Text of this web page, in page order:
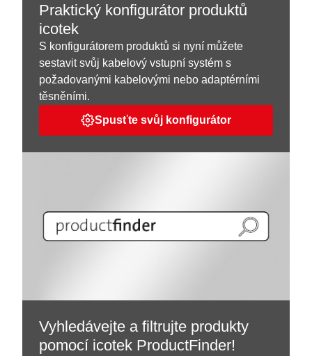
Praktický konfigurátor produktů
icotek
S konfigurátorem produktů si nyní můžete
sestavit svůj kabelový vstupní systém s
požadovanými kabelovými nebo adaptérními
těsněními.
Spusťte svůj konfigurátor
Vyhledávejte a filtrujte produkty
pomocí icotek ProductFinder!